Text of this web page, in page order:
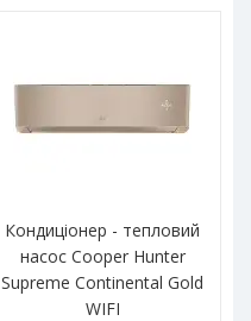
Кондиціонер - тепловий
насос Cooper Hunter
Supreme Continental Gold
WIFI